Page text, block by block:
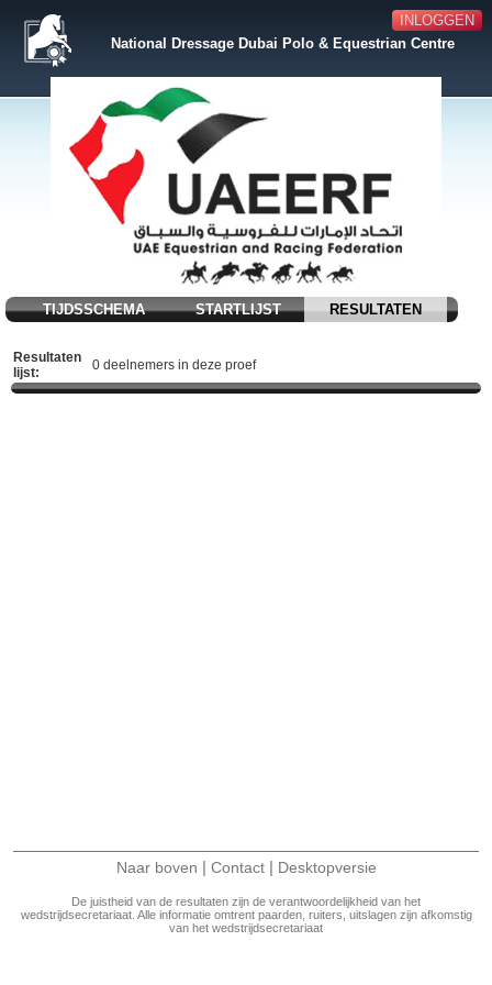
INLOGGEN
National Dressage Dubai Polo & Equestrian Centre
TIJDSSCHEMA STARTLIJST RESULTATEN
Resultaten
lijst:
0 deelnemers in deze proef
Naar boven | Contact | Desktopversie
De juistheid van de resultaten zijn de verantwoordelijkheid van het
wedstrijdsecretariaat. Alle informatie omtrent paarden, ruiters, uitslagen zijn afkomstig
van het wedstrijdsecretariaat